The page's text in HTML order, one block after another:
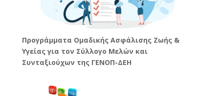
Προγράμματα Ομαδικής Ασφάλισης Ζωής &
Υγείας για τον Σύλλογο Μελών και
Συνταξιούχων της ΓΕΝΟΠ-ΔΕΗ